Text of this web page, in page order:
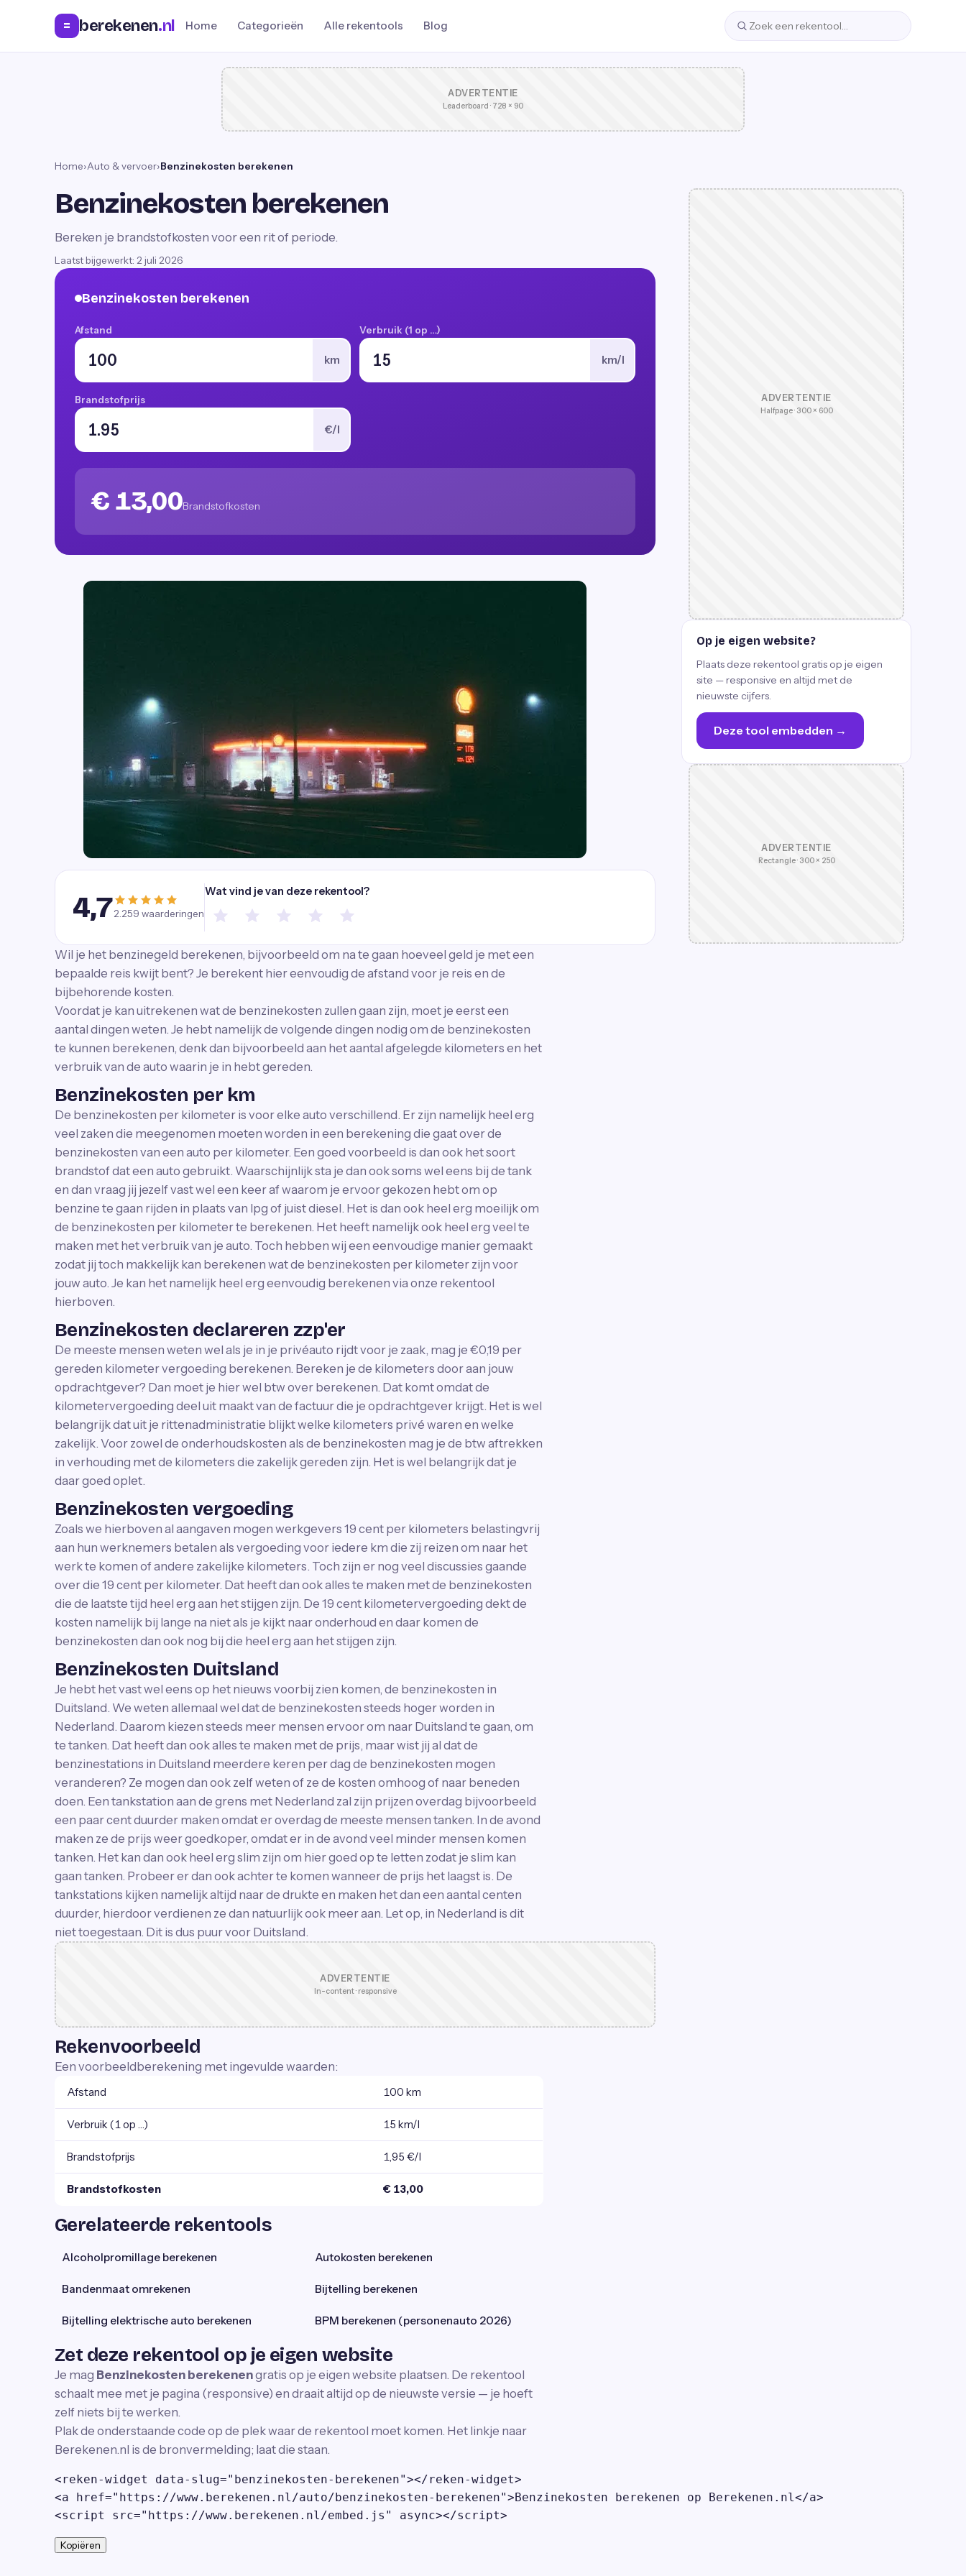
= berekenen.nl Home Categorieën Alle rekentools Blog
ADVERTENTIE
Leaderboard · 728 × 90
Home›Auto & vervoer›Benzinekosten berekenen
Benzinekosten berekenen
Bereken je brandstofkosten voor een rit of periode.
Laatst bijgewerkt: 2 juli 2026
Benzinekosten berekenen
Afstand
km
Verbruik (1 op …)
km/l
Brandstofprijs
€/l
€ 13,00Brandstofkosten
4,72.259 waarderingen
Wat vind je van deze rekentool?
Wil je het benzinegeld berekenen, bijvoorbeeld om na te gaan hoeveel geld je met een
bepaalde reis kwijt bent? Je berekent hier eenvoudig de afstand voor je reis en de
bijbehorende kosten.
Voordat je kan uitrekenen wat de benzinekosten zullen gaan zijn, moet je eerst een
aantal dingen weten. Je hebt namelijk de volgende dingen nodig om de benzinekosten
te kunnen berekenen, denk dan bijvoorbeeld aan het aantal afgelegde kilometers en het
verbruik van de auto waarin je in hebt gereden.
Benzinekosten per km
De benzinekosten per kilometer is voor elke auto verschillend. Er zijn namelijk heel erg
veel zaken die meegenomen moeten worden in een berekening die gaat over de
benzinekosten van een auto per kilometer. Een goed voorbeeld is dan ook het soort
brandstof dat een auto gebruikt. Waarschijnlijk sta je dan ook soms wel eens bij de tank
en dan vraag jij jezelf vast wel een keer af waarom je ervoor gekozen hebt om op
benzine te gaan rijden in plaats van lpg of juist diesel. Het is dan ook heel erg moeilijk om
de benzinekosten per kilometer te berekenen. Het heeft namelijk ook heel erg veel te
maken met het verbruik van je auto. Toch hebben wij een eenvoudige manier gemaakt
zodat jij toch makkelijk kan berekenen wat de benzinekosten per kilometer zijn voor
jouw auto. Je kan het namelijk heel erg eenvoudig berekenen via onze rekentool
hierboven.
Benzinekosten declareren zzp'er
De meeste mensen weten wel als je in je privéauto rijdt voor je zaak, mag je €0,19 per
gereden kilometer vergoeding berekenen. Bereken je de kilometers door aan jouw
opdrachtgever? Dan moet je hier wel btw over berekenen. Dat komt omdat de
kilometervergoeding deel uit maakt van de factuur die je opdrachtgever krijgt. Het is wel
belangrijk dat uit je rittenadministratie blijkt welke kilometers privé waren en welke
zakelijk. Voor zowel de onderhoudskosten als de benzinekosten mag je de btw aftrekken
in verhouding met de kilometers die zakelijk gereden zijn. Het is wel belangrijk dat je
daar goed oplet.
Benzinekosten vergoeding
Zoals we hierboven al aangaven mogen werkgevers 19 cent per kilometers belastingvrij
aan hun werknemers betalen als vergoeding voor iedere km die zij reizen om naar het
werk te komen of andere zakelijke kilometers. Toch zijn er nog veel discussies gaande
over die 19 cent per kilometer. Dat heeft dan ook alles te maken met de benzinekosten
die de laatste tijd heel erg aan het stijgen zijn. De 19 cent kilometervergoeding dekt de
kosten namelijk bij lange na niet als je kijkt naar onderhoud en daar komen de
benzinekosten dan ook nog bij die heel erg aan het stijgen zijn.
Benzinekosten Duitsland
Je hebt het vast wel eens op het nieuws voorbij zien komen, de benzinekosten in
Duitsland. We weten allemaal wel dat de benzinekosten steeds hoger worden in
Nederland. Daarom kiezen steeds meer mensen ervoor om naar Duitsland te gaan, om
te tanken. Dat heeft dan ook alles te maken met de prijs, maar wist jij al dat de
benzinestations in Duitsland meerdere keren per dag de benzinekosten mogen
veranderen? Ze mogen dan ook zelf weten of ze de kosten omhoog of naar beneden
doen. Een tankstation aan de grens met Nederland zal zijn prijzen overdag bijvoorbeeld
een paar cent duurder maken omdat er overdag de meeste mensen tanken. In de avond
maken ze de prijs weer goedkoper, omdat er in de avond veel minder mensen komen
tanken. Het kan dan ook heel erg slim zijn om hier goed op te letten zodat je slim kan
gaan tanken. Probeer er dan ook achter te komen wanneer de prijs het laagst is. De
tankstations kijken namelijk altijd naar de drukte en maken het dan een aantal centen
duurder, hierdoor verdienen ze dan natuurlijk ook meer aan. Let op, in Nederland is dit
niet toegestaan. Dit is dus puur voor Duitsland.
ADVERTENTIE
In-content · responsive
Rekenvoorbeeld
Een voorbeeldberekening met ingevulde waarden:
Afstand 100 km
Verbruik (1 op …) 15 km/l
Brandstofprijs 1,95 €/l
Brandstofkosten € 13,00
Gerelateerde rekentools
Alcoholpromillage berekenen Autokosten berekenen
Bandenmaat omrekenen Bijtelling berekenen
Bijtelling elektrische auto berekenen BPM berekenen (personenauto 2026)
Zet deze rekentool op je eigen website
Je mag Benzinekosten berekenengratis op je eigen website plaatsen. De rekentool
schaalt mee met je pagina (responsive) en draait altijd op de nieuwste versie — je hoeft
zelf niets bij te werken.
Plak de onderstaande code op de plek waar de rekentool moet komen. Het linkje naar
Berekenen.nl is de bronvermelding; laat die staan.
<reken-widget data-slug="benzinekosten-berekenen"></reken-widget>
<a href="https://www.berekenen.nl/auto/benzinekosten-berekenen">Benzinekosten berekenen op Berekenen.nl</a>
<script src="https://www.berekenen.nl/embed.js" async></script>
Kopiëren
ADVERTENTIE
Halfpage · 300 × 600
Op je eigen website?
Plaats deze rekentool gratis op je eigen
site — responsive en altijd met de
nieuwste cijfers.
Deze tool embedden →
ADVERTENTIE
Rectangle · 300 × 250